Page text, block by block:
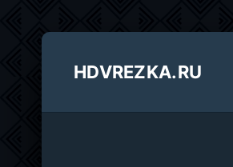
HDVREZKA.RU